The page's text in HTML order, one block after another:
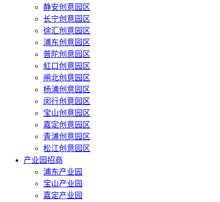
静安创意园区
长宁创意园区
徐汇创意园区
浦东创意园区
普陀创意园区
虹口创意园区
闸北创意园区
杨浦创意园区
闵行创意园区
宝山创意园区
嘉定创意园区
青浦创意园区
松江创意园区
产业园招商
浦东产业园
宝山产业园
嘉定产业园